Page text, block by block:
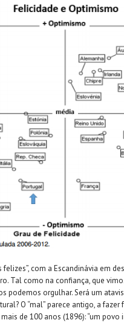
com a Escandinávia em
Tal como na confiança, que
podemos orgulhar. Será um
O “mal” parece antigo, a
de 100 anos (1896): “um